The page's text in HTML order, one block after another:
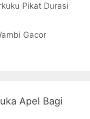
Pikat Durasi
Gacor
Apel Bagi